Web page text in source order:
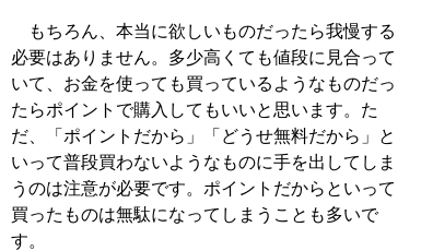
もちろん、本当に欲しいものだったら我慢する
必要はありません。多少高くても値段に見合って
いて、お金を使っても買っているようなものだっ
たらポイントで購入してもいいと思います。た
だ、「ポイントだから」「どうせ無料だから」と
いって普段買わないようなものに手を出してしま
うのは注意が必要です。ポイントだからといって
買ったものは無駄になってしまうことも多いで
す。